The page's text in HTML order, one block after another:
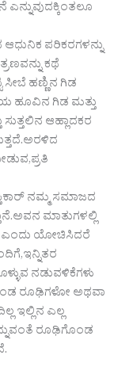
ಪರಿಕರಗಳನ್ನು
ಕಥೆ
ಸೀಬೆ ಹಣ್ಣಿನ ಗಿಡ
ಹೂವಿನ ಗಿಡ ಮತ್ತು
ಆಹ್ಲಾದಕರ
ನಮ್ಮ ಸಮಾಜದ
ಮಾತುಗಳಲ್ಲಿ
ಎಂದು ಯೋಚಿಸಿದರೆ
ನಡುವಳಿಕೆಗಳು
ರೂಢಿಗಳೋ ಅಥವಾ
ಇಲ್ಲಿನ ಎಲ್ಲ
ರೂಢಿಗೊಂಡ